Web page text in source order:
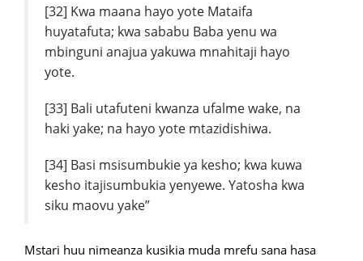
[32] Kwa maana hayo yote Mataifa
huyatafuta; kwa sababu Baba yenu wa
mbinguni anajua yakuwa mnahitaji hayo
yote.
[33] Bali utafuteni kwanza ufalme wake, na
haki yake; na hayo yote mtazidishiwa.
[34] Basi msisumbukie ya kesho; kwa kuwa
kesho itajisumbukia yenyewe. Yatosha kwa
siku maovu yake”
Mstari huu nimeanza kusikia muda mrefu sana hasa